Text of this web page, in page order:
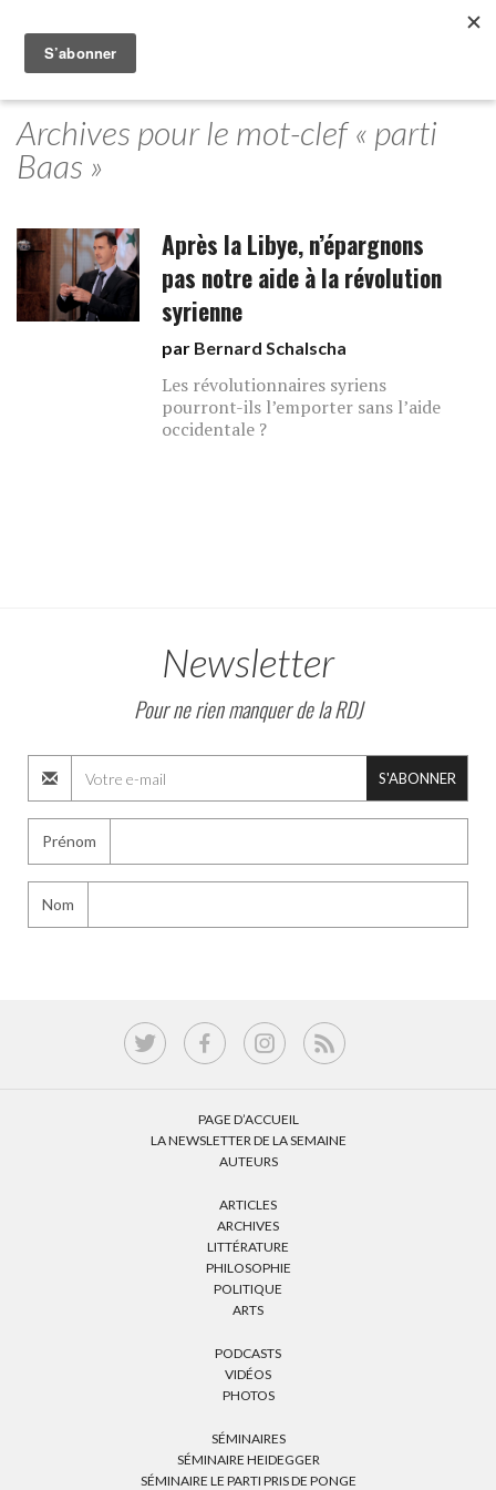
Archives pour le mot-clef « parti
Baas »
Après la Libye, n’épargnons
pas notre aide à la révolution
syrienne
par Bernard Schalscha
Les révolutionnaires syriens
pourront-ils l’emporter sans l’aide
occidentale ?
Newsletter
Pour ne rien manquer de la RDJ
S'ABONNER
Prénom
Nom
PAGE D’ACCUEIL
LA NEWSLETTER DE LA SEMAINE
AUTEURS
ARTICLES
ARCHIVES
LITTÉRATURE
PHILOSOPHIE
POLITIQUE
ARTS
PODCASTS
VIDÉOS
PHOTOS
SÉMINAIRES
SÉMINAIRE HEIDEGGER
SÉMINAIRE LE PARTI PRIS DE PONGE